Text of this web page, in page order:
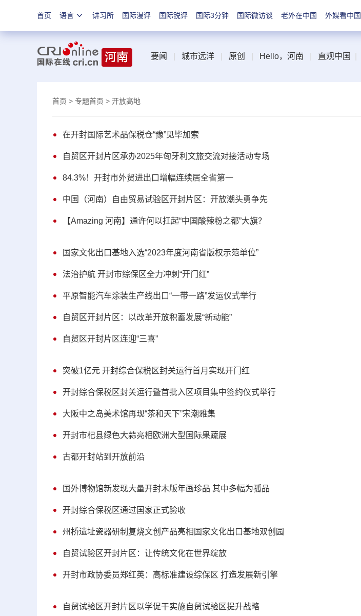
首页 语言 讲习所 国际漫评 国际锐评 国际3分钟 国际微访谈 老外在中国 外媒看中国
要闻 城市远洋 原创 Hello，河南 直观中国
首页 > 专题首页 > 开放高地
在开封国际艺术品保税仓“豫”见毕加索
自贸区开封片区承办2025年匈牙利文旅交流对接活动专场
84.3%！开封市外贸进出口增幅连续居全省第一
中国（河南）自由贸易试验区开封片区：开放潮头勇争先
【Amazing 河南】通许何以扛起“中国酸辣粉之都”大旗？
国家文化出口基地入选“2023年度河南省版权示范单位”
法治护航 开封市综保区全力冲刺“开门红”
平原智能汽车涂装生产线出口“一带一路”发运仪式举行
自贸区开封片区：以改革开放积蓄发展“新动能”
自贸区开封片区连迎“三喜”
突破1亿元 开封综合保税区封关运行首月实现开门红
开封综合保税区封关运行暨首批入区项目集中签约仪式举行
大阪中之岛美术馆再现“茶和天下”宋潮雅集
开封市杞县绿色大蒜亮相欧洲大型国际果蔬展
古都开封站到开放前沿
国外博物馆新发现大量开封木版年画珍品 其中多幅为孤品
开封综合保税区通过国家正式验收
州桥遗址瓷器研制复烧文创产品亮相国家文化出口基地双创园
自贸试验区开封片区：让传统文化在世界绽放
开封市政协委员郑红英：高标准建设综保区 打造发展新引擎
自贸试验区开封片区以学促干实施自贸试验区提升战略